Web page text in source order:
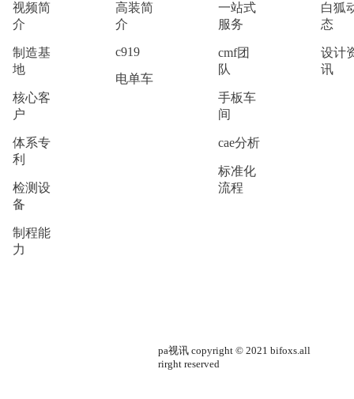
视频简
介
制造基
地
核心客
户
体系专
利
检测设
备
制程能
力
高装简
介
c919
电单车
一站式
服务
cmf团
队
手板车
间
cae分析
标准化
流程
白狐
态
设计
讯
pa视讯 copyright © 2021 bifoxs.all
rirght reserved